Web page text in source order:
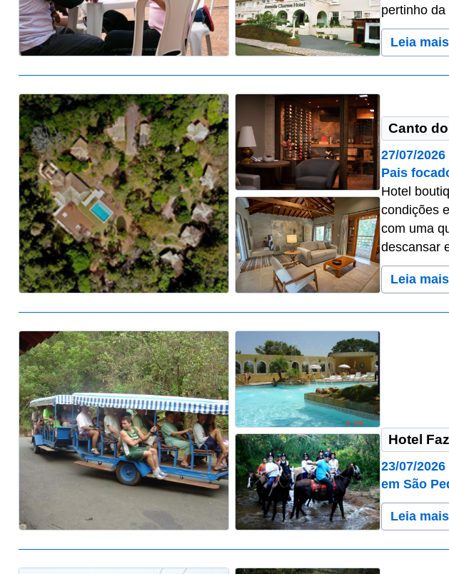
pertinho
Leia mais
Canto
27/07/
Pais
Hotel
condições
com uma
descansar
Leia mais
Hotel
23/07/
em São
Leia mais